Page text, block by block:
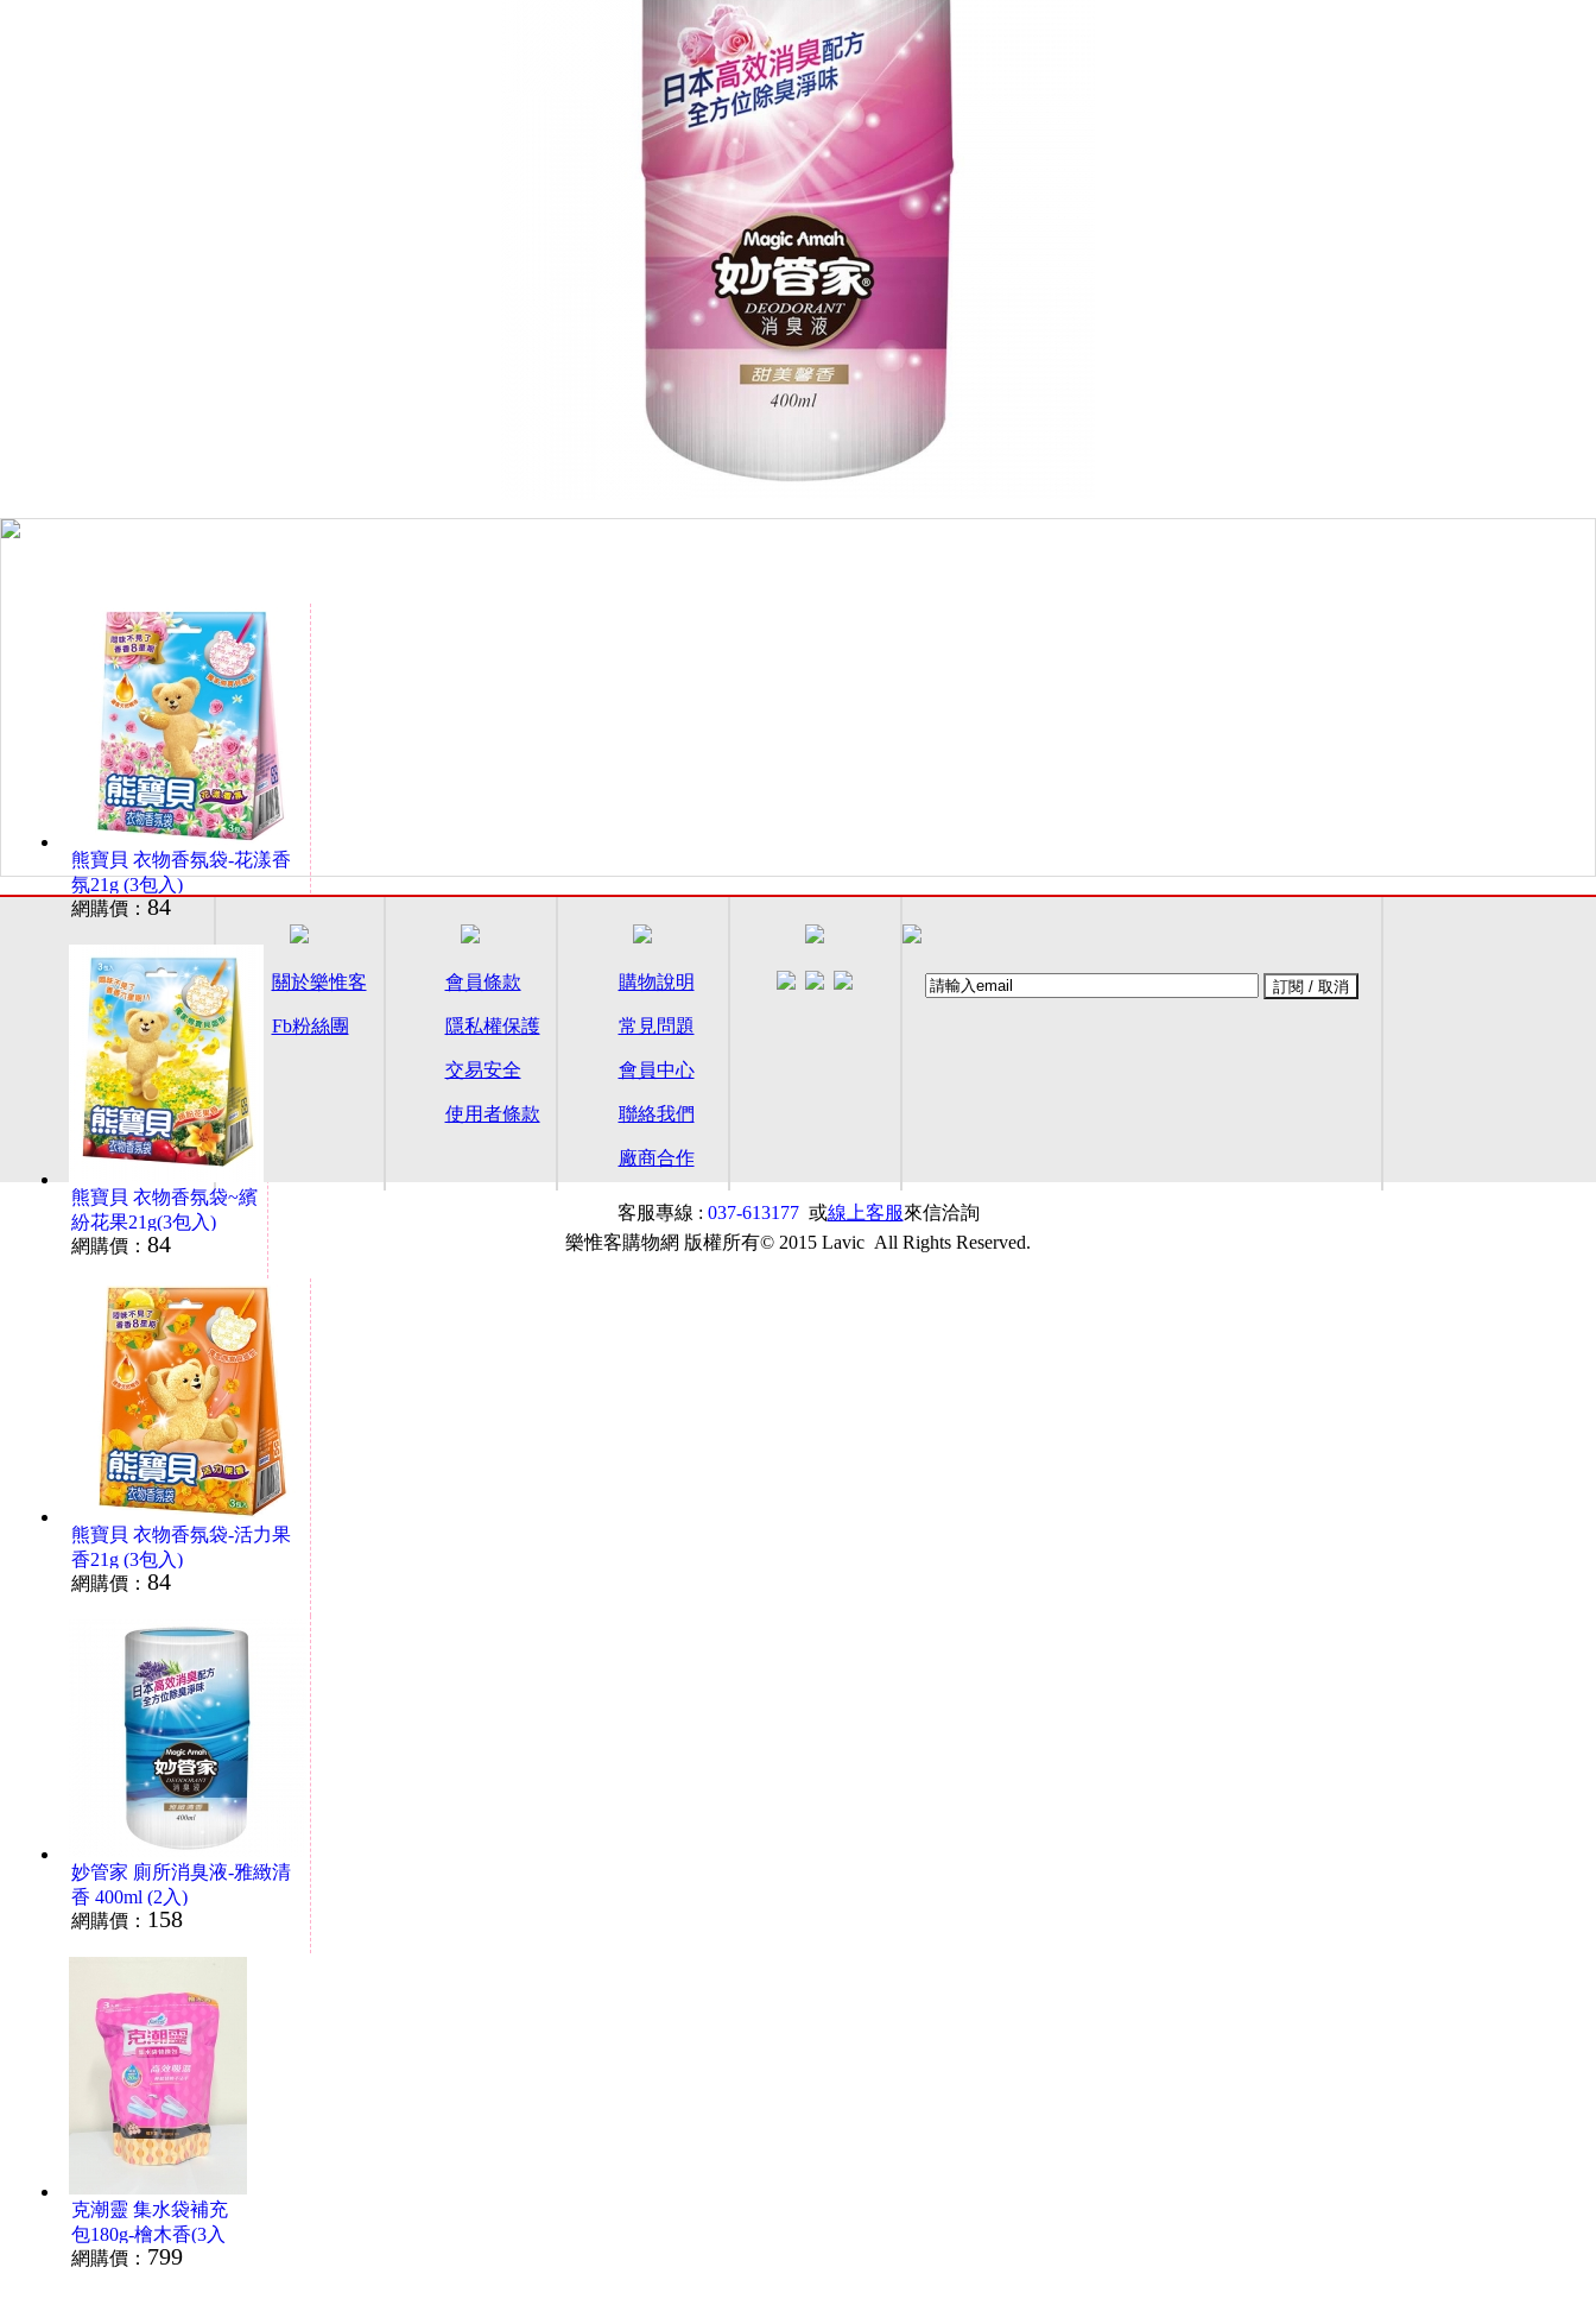
熊寶貝 衣物香氛袋-花漾香
氛21g (3包入)
網購價： 84
熊寶貝 衣物香氛袋~繽
紛花果21g(3包入)
網購價： 84
熊寶貝 衣物香氛袋-活力果
香21g (3包入)
網購價： 84
妙管家 廁所消臭液-雅緻清
香 400ml (2入)
網購價： 158
克潮靈 集水袋補充
包180g-檜木香(3入
*12包)
網購價： 799
關於樂惟客
Fb粉絲團
會員條款
隱私權保護
交易安全
使用者條款
購物說明
常見問題
會員中心
聯絡我們
廠商合作
客服專線 : 037-613177 或線上客服來信洽詢
樂惟客購物網 版權所有© 2015 Lavic All Rights Reserved.